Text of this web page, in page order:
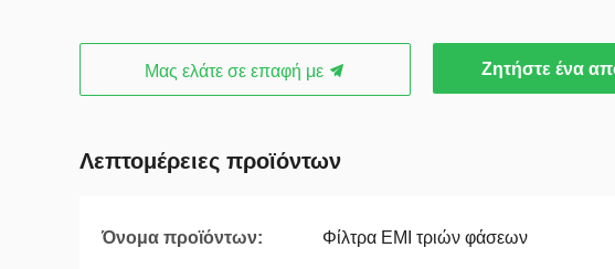
Μας ελάτε σε επαφή με Ζητήστε ένα
Λεπτομέρειες προϊόντων
Όνομα προϊόντων: Φίλτρα EMI τριών φάσεων